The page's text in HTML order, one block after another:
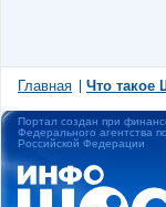
Главная Что
Портал создан при
Федерального агентства
Российской Федерации